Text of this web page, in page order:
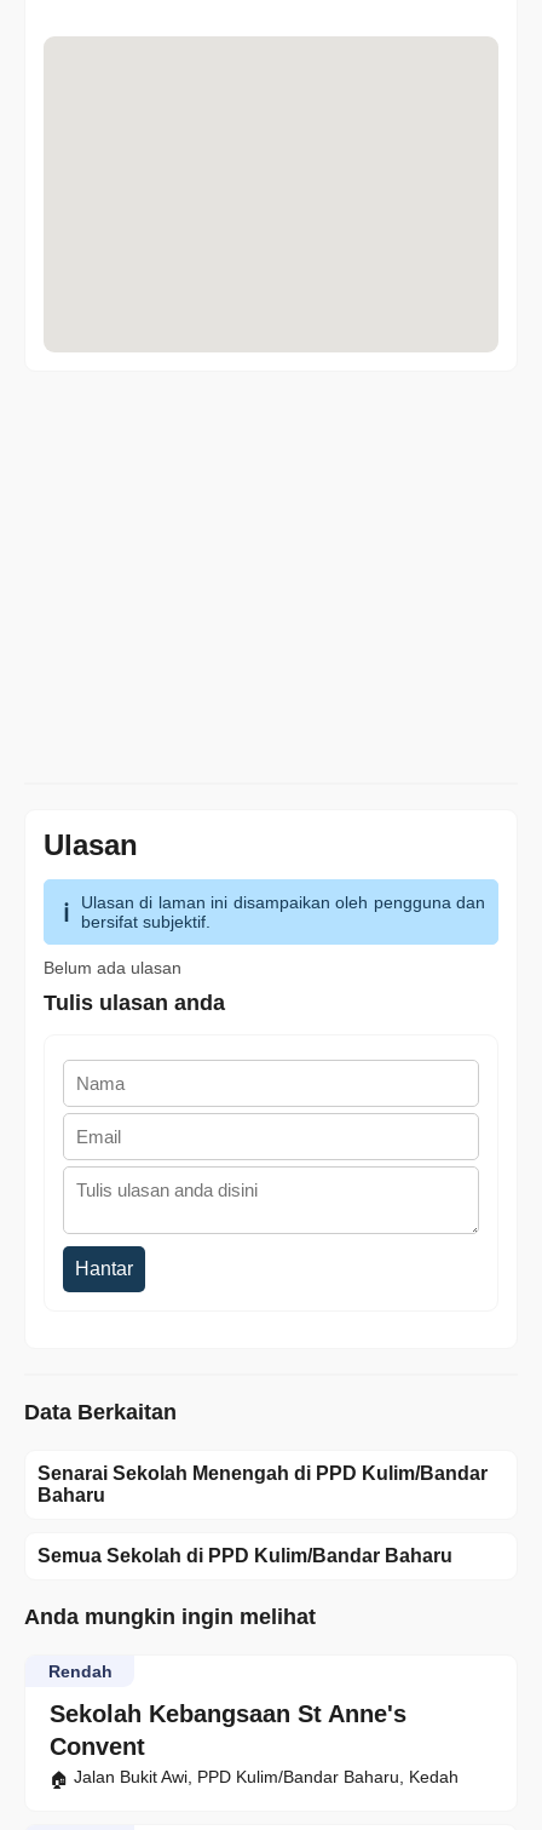
Ulasan
Ulasan di laman ini disampaikan oleh pengguna dan
bersifat subjektif.
Belum ada ulasan
Tulis ulasan anda
Hantar
Data Berkaitan
Senarai Sekolah Menengah di PPD Kulim/Bandar
Baharu
Semua Sekolah di PPD Kulim/Bandar Baharu
Anda mungkin ingin melihat
Sekolah Kebangsaan St Anne's
Convent
Rendah
Jalan Bukit Awi, PPD Kulim/Bandar Baharu, Kedah